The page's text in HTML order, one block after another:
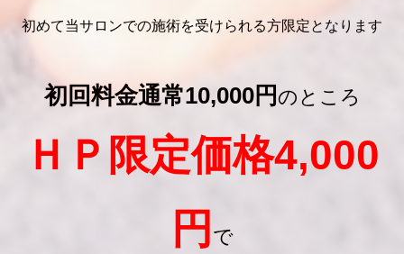
初めて当サロンでの施術を受けられる方限定となります
初回料金通常10,000円 のところ
ＨＰ限定価格4,000
円 で